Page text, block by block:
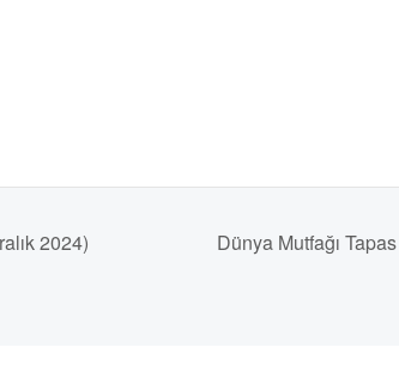
2024) Dünya Mutfağı